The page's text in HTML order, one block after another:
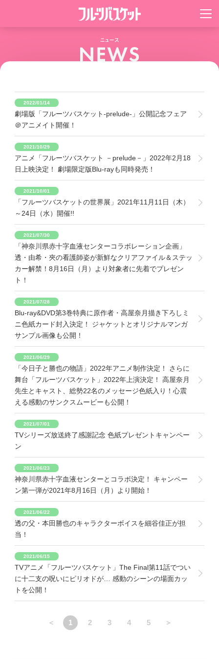
2022/01/14
劇場版「フルーツバスケット-prelude-」公開記念フェア
＠アニメイト開催！
2021/10/29
アニメ「フルーツバスケット －prelude－」2022年2月18
日上映決定！ 劇場限定版Blu-rayも同時発売！
2021/10/01
「フルーツバスケットの世界展」2021年11月11日（木）
～24日（水）開催!!
2021/07/30
「神奈川県赤十字血液センターコラボレーション企画」
透・由希・夾の看護師姿が新鮮なクリアファイル＆ステッ
カー解禁！8月16日（月）より対象者に先着でプレゼン
ト！
2021/07/28
Blu-ray&DVD第3巻特典に原作者・高屋奈月描き下ろしミ
ニ色紙カード封入決定！ ジャケットとオリジナルマンガ
サンプル画像も公開！
2021/06/29
「今日子と勝也の物語」2022年アニメ制作決定！ さらに
舞台「フルーツバスケット」2022年上演決定！ 高屋奈月
先生とキャスト、総勢22名のメッセージ色紙入り！心震
える感動のサンクスムービーも公開！
2021/07/01
TVシリーズ放送終了感謝記念 色紙プレゼントキャンペー
ン
2021/06/23
神奈川県赤十字血液センターとコラボ決定！ キャンペー
ン第一弾が2021年8月16日（月）より開始！
2021/06/22
透の父・本田勝也のキャラクターボイスを細谷佳正が担
当！
2021/06/15
TVアニメ「フルーツバスケット」The Final第11話でつい
に十二支の呪いにピリオドが… 感動のシーンの場面カッ
トを公開！
＜ 1 2 3 4 5 ＞